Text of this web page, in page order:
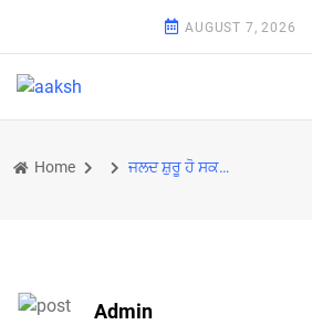
AUGUST 7, 2026
Home ਜਲਦ ਸ਼ੁਰੂ ਹੋ ਸਕਦਾ ਹੈ IPhone 16 ਡਿਸਪਲੇਅ ਪੈਨਲ ਦਾ ਪ੍ਰੋਡਕਸ਼ਨ, ਰਿਪੋਰਟ ’ਚ ਮਿਲੀ ਜਾਣਕਾਰੀ
Admin